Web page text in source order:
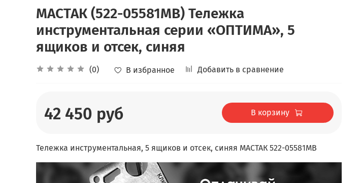
МАСТАК (522-05581MB) Тележка
инструментальная серии «ОПТИМА», 5
ящиков и отсек, синяя
(0) В избранное Добавить в сравнение
42 450 руб В корзину
Тележка инструментальная, 5 ящиков и отсек, синяя МАСТАК 522-05581MB